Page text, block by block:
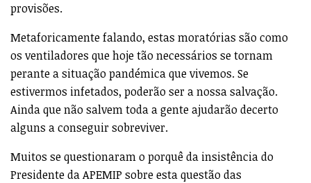
provisões.
Metaforicamente falando, estas moratórias são como
os ventiladores que hoje tão necessários se tornam
perante a situação pandémica que vivemos. Se
estivermos infetados, poderão ser a nossa salvação.
Ainda que não salvem toda a gente ajudarão decerto
alguns a conseguir sobreviver.
Muitos se questionaram o porquê da insistência do
Presidente da APEMIP sobre esta questão das